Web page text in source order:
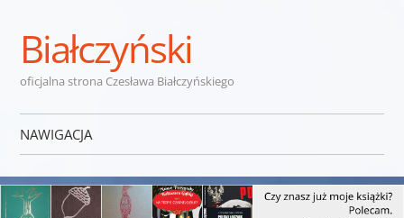
Białczyński
oficjalna strona Czesława Białczyńskiego
NAWIGACJA